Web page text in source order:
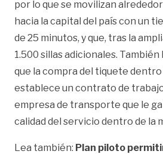
por lo que se movilizan
hacia la capital del país con un
de 25 minutos, y que, tras la
1.500 sillas adicionales.
que la compra del tiquete dentro
establece un contrato de
empresa de transporte que le
calidad del servicio dentro de la
Lea también: Plan piloto